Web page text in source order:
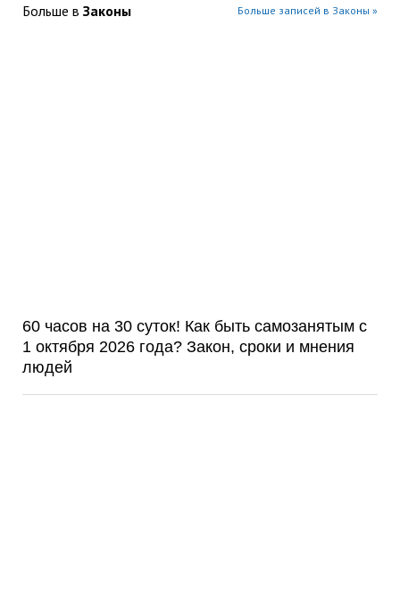
Больше в Законы Больше записей в Законы »
60 часов на 30 суток! Как быть самозанятым с
1 октября 2026 года? Закон, сроки и мнения
людей